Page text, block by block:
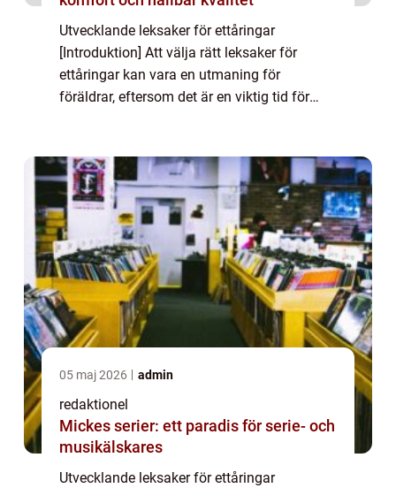
Utvecklande leksaker för ettåringar
[Introduktion] Att välja rätt leksaker för
ettåringar kan vara en utmaning för
föräldrar, eftersom det är en viktig tid för
o...
05 maj 2026 admin
redaktionel
Mickes serier: ett paradis för serie- och
musikälskares
Utvecklande leksaker för ettåringar